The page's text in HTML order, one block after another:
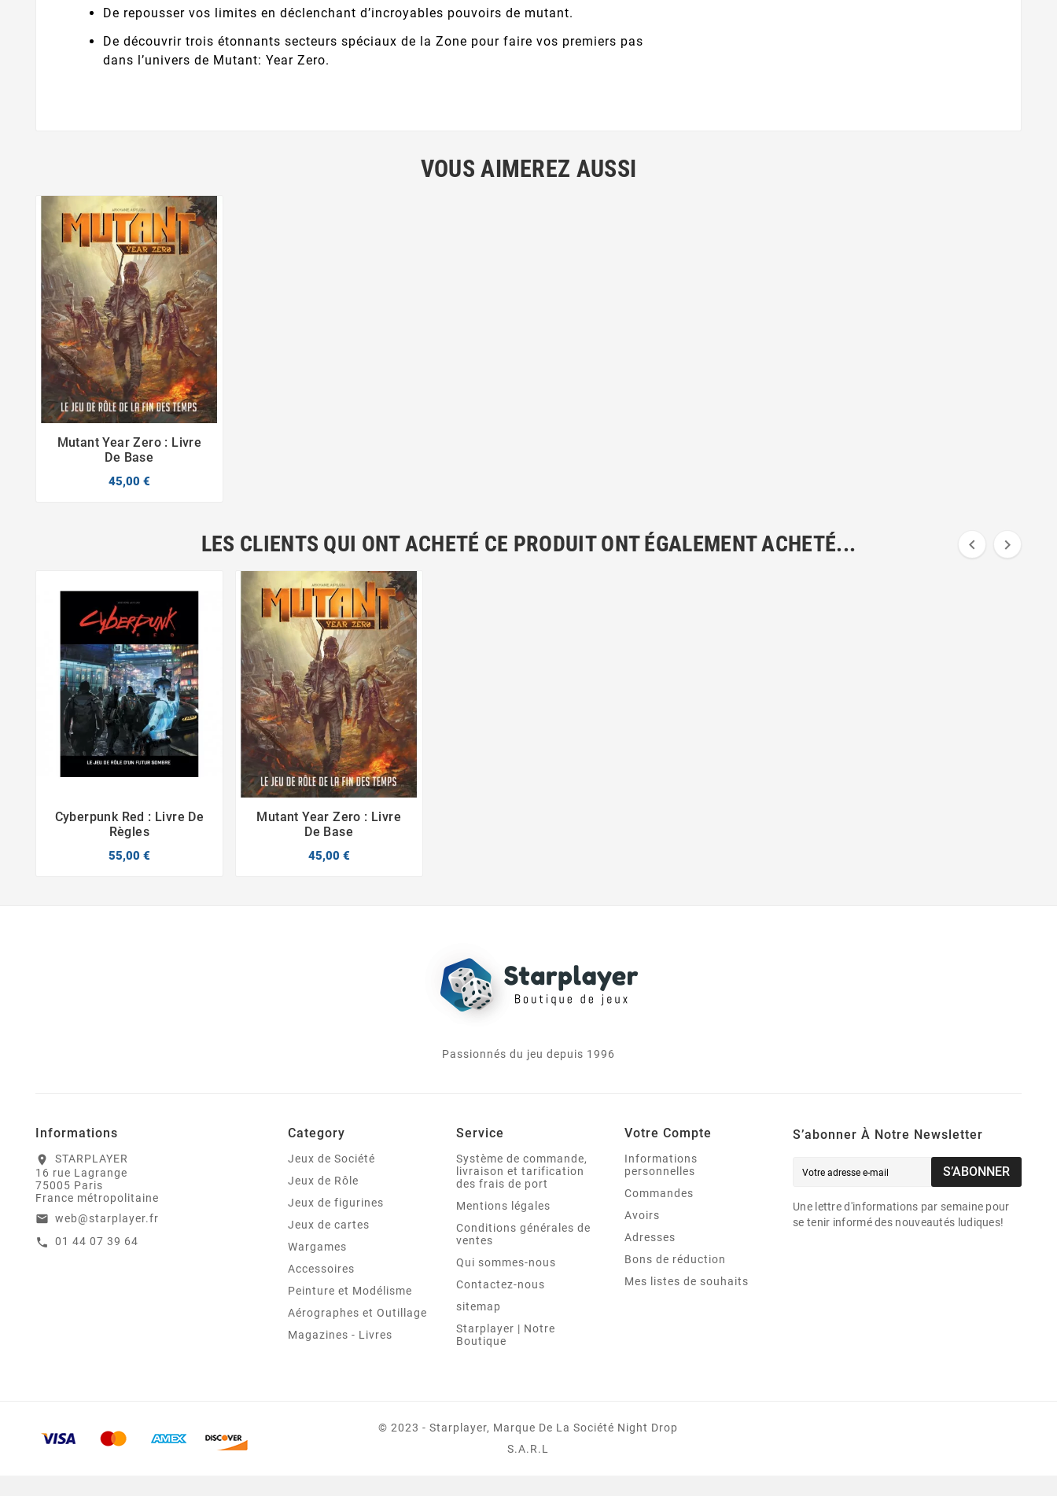
De repousser vos limites en déclenchant d’incroyables pouvoirs de mutant.
De découvrir trois étonnants secteurs spéciaux de la Zone pour faire vos premiers pas
dans l’univers de Mutant: Year Zero.
VOUS AIMEREZ AUSSI
 
Mutant Year Zero : Livre
De Base
45,00 €
LES CLIENTS QUI ONT ACHETÉ CE PRODUIT ONT ÉGALEMENT ACHETÉ...  
 
Cyberpunk Red : Livre De
Règles
55,00 €
 
Mutant Year Zero : Livre
De Base
45,00 €
Passionnés du jeu depuis 1996
Informations
location_on
STARPLAYER
16 rue Lagrange
75005 Paris
France métropolitaine
email web@starplayer.fr
call 01 44 07 39 64
Category
Jeux de Société
Jeux de Rôle
Jeux de figurines
Jeux de cartes
Wargames
Accessoires
Peinture et Modélisme
Aérographes et Outillage
Magazines - Livres
Service
Système de commande,
livraison et tarification
des frais de port
Mentions légales
Conditions générales de
ventes
Qui sommes-nous
Contactez-nous
sitemap
Starplayer | Notre
Boutique
Votre Compte
Informations
personnelles
Commandes
Avoirs
Adresses
Bons de réduction
Mes listes de souhaits
S’abonner À Notre Newsletter
S’ABONNER
Une lettre d'informations par semaine pour
se tenir informé des nouveautés ludiques!
© 2023 - Starplayer, Marque De La Société Night Drop
S.A.R.L